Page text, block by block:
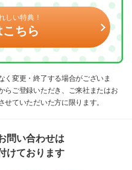
しい特典！
ちら
変更・終了する場合がございま
ご登録いただき、ご来社またはお
ていただいた方に限ります。
問い合わせは
けております